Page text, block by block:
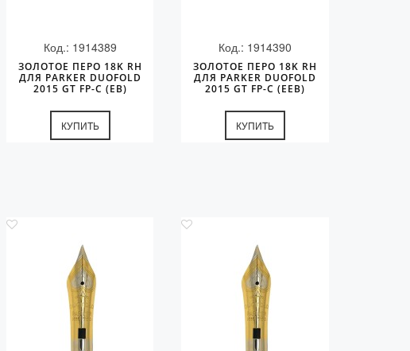
Код.: 1914389
ЗОЛОТОЕ ПЕРО 18K RH
ДЛЯ PARKER DUOFOLD
2015 GT FP-C (EB)
КУПИТЬ
Код.: 1914390
ЗОЛОТОЕ ПЕРО 18K RH
ДЛЯ PARKER DUOFOLD
2015 GT FP-C (EEB)
КУПИТЬ